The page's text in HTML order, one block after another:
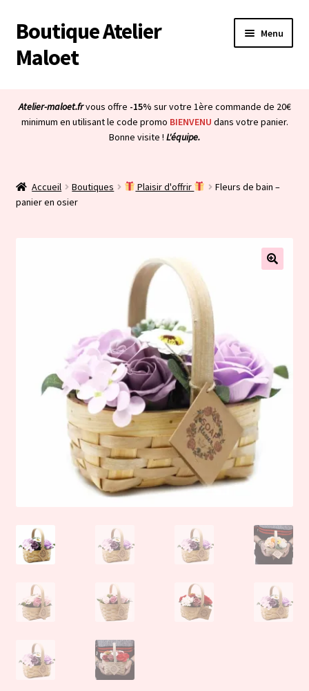
Aller
à
la
Aller
au
contenu
Boutique Atelier
Maloet
Menu
Boutique
Ouvrir
menu
À propos & CGV
Ouvrir
enfant
le
menu
Bienvenue dans la boutique
Atelier-maloet.frvous offre -15% sur votre 1ère commande de 20€
minimum en utilisant le code promo BIENVENU dans votre panier.
Bonne visite ! L'équipe.
Accueil Boutiques Plaisir d'offrir
Fleurs de bain –
panier en osier